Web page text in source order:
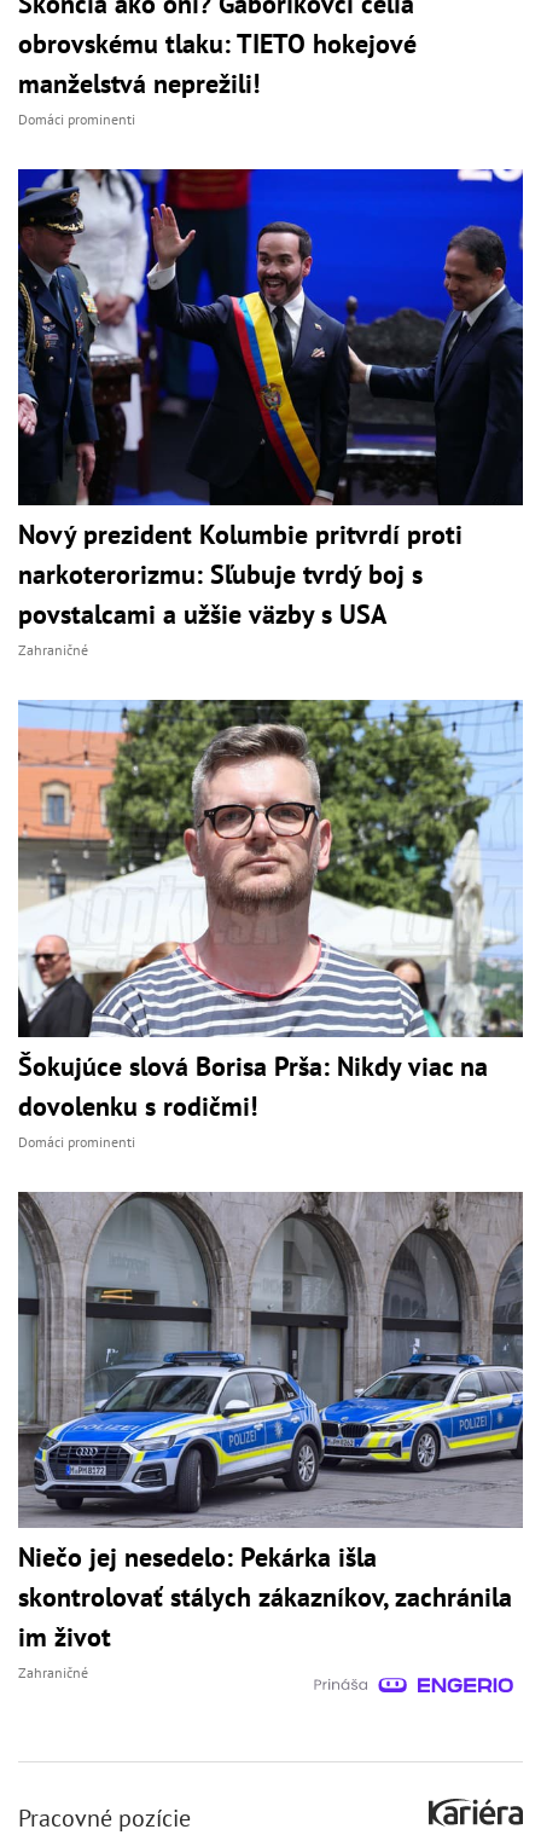
obrovskému tlaku: TIETO hokejové
manželstvá neprežili!
Domáci prominenti
Nový prezident Kolumbie pritvrdí proti
narkoterorizmu: Sľubuje tvrdý boj s
povstalcami a užšie väzby s USA
Zahraničné
Šokujúce slová Borisa Prša: Nikdy viac na
dovolenku s rodičmi!
Domáci prominenti
Niečo jej nesedelo: Pekárka išla
skontrolovať stálych zákazníkov, zachránila
im život
Zahraničné
Pracovné pozície